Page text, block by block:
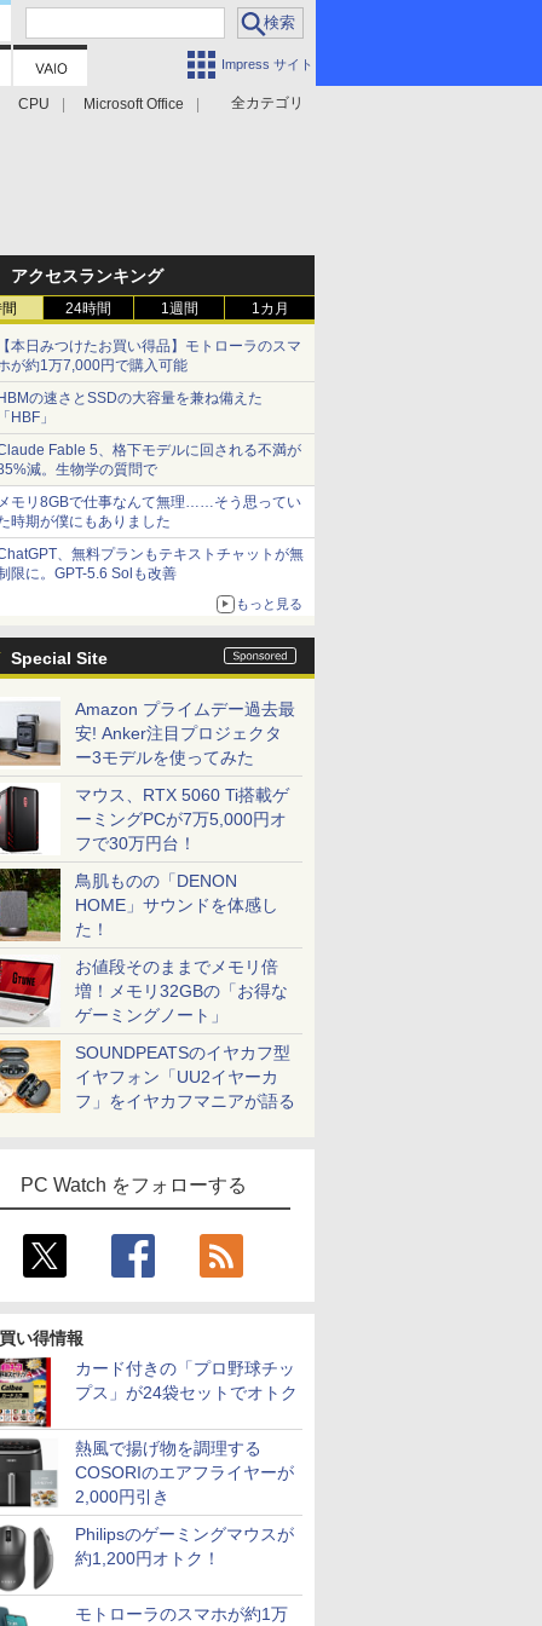
Impress サイト
全カテゴリ
CPU Microsoft Office
アクセスランキング
24時間 1週間 1カ月
本日みつけたお買い得品】モトローラのスマ
が約1万7,000円で購入可能
の速さとSSDの大容量を兼ね備えた
HBF」
Fable 5、格下モデルに回される不満が
減。生物学の質問で
モリ8GBで仕事なんて無理……そう思ってい
時期が僕にもありました
、無料プランもテキストチャットが無
限に。GPT-5.6 Solも改善
もっと見る
Special Site
Amazon プライムデー過去最
安! Anker注目プロジェクタ
ー3モデルを使ってみた
マウス、RTX 5060 Ti搭載ゲ
ーミングPCが7万5,000円オ
フで30万円台！
鳥肌ものの「DENON
HOME」サウンドを体感し
た！
お値段そのままでメモリ倍
増！メモリ32GBの「お得な
ゲーミングノート」
SOUNDPEATSのイヤカフ型
イヤフォン「UU2イヤーカ
フ」をイヤカフマニアが語る
PC Watch をフォローする
い得情報
カード付きの「プロ野球チッ
プス」が24袋セットでオトク
熱風で揚げ物を調理する
COSORIのエアフライヤーが
2,000円引き
Philipsのゲーミングマウスが
約1,200円オトク！
モトローラのスマホが約1万